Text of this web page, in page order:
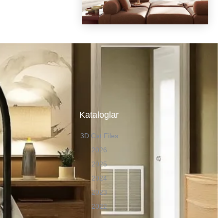
Kataloglar
3D Cat Files
2026
2025
2024
2023
2022